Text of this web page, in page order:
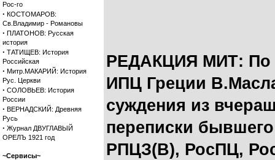
Рос-го
· КОСТОМАРОВ:
Св.Владимир - Романовы
· ПЛАТОНОВ: Русская
история
· ТАТИЩЕВ: История
Российская
· Митр.МАКАРИЙ: История
Рус. Церкви
· СОЛОВЬЕВ: История
России
· ВЕРНАДСКИЙ: Древняя
Русь
· Журнал ДВУГЛАВЫЙ
ОРЕЛЪ 1921 год
~Сервисы~
РЕДАКЦИЯ МИТ: По
ИПЦ Греции
суждения из
переписки
РПЦЗ(В), РосПЦ,